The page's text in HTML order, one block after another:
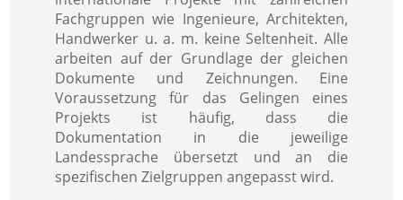
Fachgruppen wie Ingenieure, Architekten,
Handwerker u. a. m. keine Seltenheit. Alle
arbeiten auf der Grundlage der gleichen
Dokumente und Zeichnungen. Eine
Voraussetzung für das Gelingen eines
Projekts ist häufig, dass die
Dokumentation in die jeweilige
Landessprache übersetzt und an die
spezifischen Zielgruppen angepasst wird.